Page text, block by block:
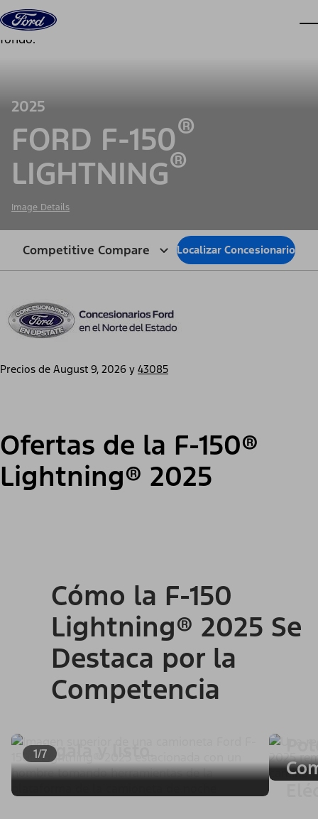
Saltar al contenido
2025
FORD F-150®
LIGHTNING®
Image Details
Competitive Compare Localizar Concesionario
Precios de August 9, 2026 y 43085
Ofertas de la F-150®
Lightning® 2025
Cómo la F-150
Lightning® 2025 Se
Destaca por la
Competencia
1/7
Cárgala y listo.